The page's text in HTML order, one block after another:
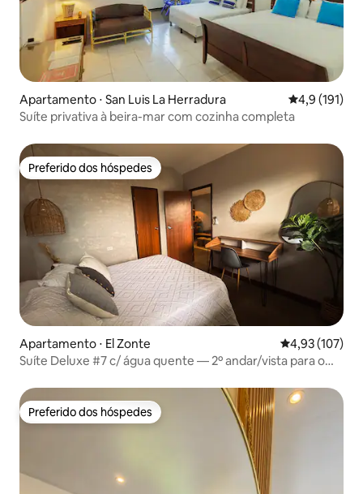
Apartamento ⋅ San Luis La Herradura 4,9 de uma
4,9 (191)
Suíte privativa à beira-mar com cozinha completa
Preferido dos hóspedes
Preferido dos hóspedes
Apartamento ⋅ El Zonte 4,93 de uma
4,93 (107)
Suíte Deluxe #7 c/ água quente — 2º andar/vista para o
Preferido dos hóspedes
Preferido dos hóspedes